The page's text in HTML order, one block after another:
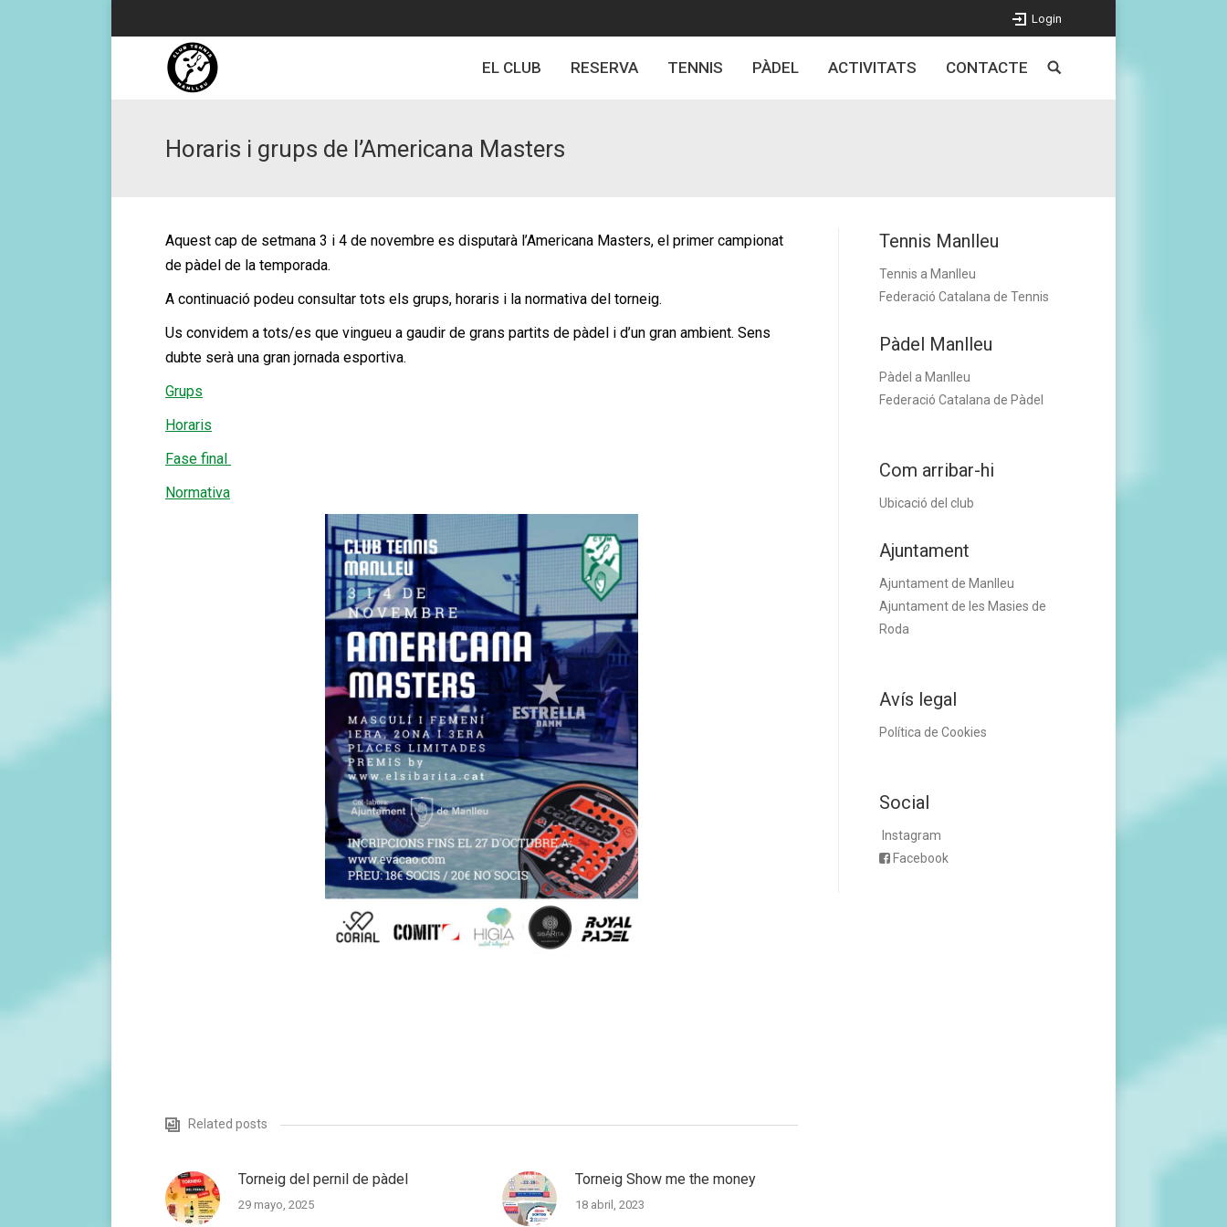
Login
EL CLUB RESERVA TENNIS PÀDEL ACTIVITATS CONTACTE
Horaris i grups de l’Americana Masters
Aquest cap de setmana 3 i 4 de novembre es disputarà l’Americana Masters, el primer campionat
de pàdel de la temporada.
A continuació podeu consultar tots els grups, horaris i la normativa del torneig.
Us convidem a tots/es que vingueu a gaudir de grans partits de pàdel i d’un gran ambient. Sens
dubte serà una gran jornada esportiva.
Grups
Horaris
Fase final
Normativa
Related posts
Torneig del pernil de pàdel
29 mayo, 2025
Torneig Show me the money
18 abril, 2023
Tennis Manlleu
Tennis a Manlleu
Federació Catalana de Tennis
Pàdel Manlleu
Pàdel a Manlleu
Federació Catalana de Pàdel
Com arribar-hi
Ubicació del club
Ajuntament
Ajuntament de Manlleu
Ajuntament de les Masies de
Roda
Avís legal
Política de Cookies
Social
Instagram
Facebook